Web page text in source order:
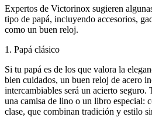
Expertos de Victorinox sugieren
tipo de papá, incluyendo accesorios,
como un buen reloj.
1. Papá clásico
Si tu papá es de los que valora la
bien cuidados, un buen reloj de acero
intercambiables será un acierto seguro.
una camisa de lino o un libro especial:
clase, que combinan tradición y estilo